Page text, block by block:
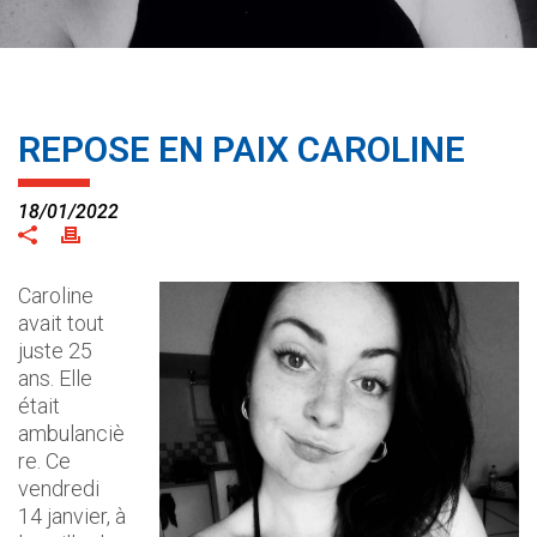
REPOSE EN PAIX CAROLINE
18/01/2022
Caroline
avait tout
juste 25
ans. Elle
était
ambulanciè
re. Ce
vendredi
14 janvier, à